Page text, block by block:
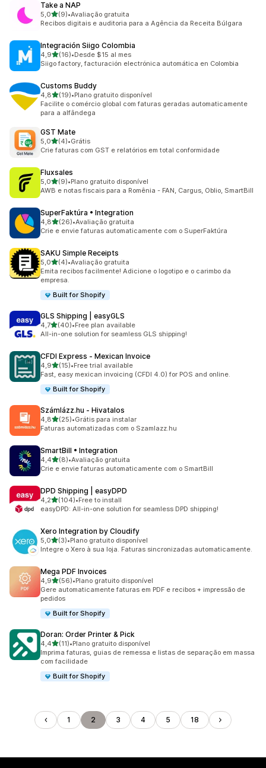
Take a NAP
5,0de 5 estrelas
(9)
9 avaliações ao todo
•Avaliação gratuita
Recibos digitais e auditoria para a Agência da Receita Búlgara
Integración Siigo Colombia
4,9de 5 estrelas
(16)
16 avaliações ao todo
•Desde $15 al mes
Siigo factory, facturación electrónica automática en Colombia
Customs Buddy
4,8de 5 estrelas
(19)
19 avaliações ao todo
•Plano gratuito disponível
Facilite o comércio global com faturas geradas automaticamente
para a alfândega
GST Mate
5,0de 5 estrelas
(4)
4 avaliações ao todo
•Grátis
Crie faturas com GST e relatórios em total conformidade
Fluxsales
5,0de 5 estrelas
(9)
9 avaliações ao todo
•Plano gratuito disponível
AWB e notas fiscais para a Romênia - FAN, Cargus, Oblio, SmartBill
SuperFaktúra • Integration
4,8de 5 estrelas
(26)
26 avaliações ao todo
•Avaliação gratuita
Crie e envie faturas automaticamente com o SuperFaktúra
SAKU Simple Receipts
5,0de 5 estrelas
(4)
4 avaliações ao todo
•Avaliação gratuita
Emita recibos facilmente! Adicione o logotipo e o carimbo da
empresa.
Built for Shopify
GLS Shipping | easyGLS
4,7de 5 estrelas
(40)
40 avaliações ao todo
•Free plan available
All-in-one solution for seamless GLS shipping!
CFDI Express ‑ Mexican Invoice
4,9de 5 estrelas
(15)
15 avaliações ao todo
•Free trial available
Fast, easy mexican invoicing (CFDI 4.0) for POS and online.
Built for Shopify
Számlázz.hu ‑ Hivatalos
4,8de 5 estrelas
(25)
25 avaliações ao todo
•Grátis para instalar
Faturas automatizadas com o Szamlazz.hu
SmartBill • Integration
4,4de 5 estrelas
(8)
8 avaliações ao todo
•Avaliação gratuita
Crie e envie faturas automaticamente com o SmartBill
DPD Shipping | easyDPD
4,2de 5 estrelas
(104)
104 avaliações ao todo
•Free to install
easyDPD: All-in-one solution for seamless DPD shipping!
Xero Integration by Cloudify
5,0de 5 estrelas
(3)
3 avaliações ao todo
•Plano gratuito disponível
Integre o Xero à sua loja. Faturas sincronizadas automaticamente.
Mega PDF Invoices
4,9de 5 estrelas
(56)
56 avaliações ao todo
•Plano gratuito disponível
Gere automaticamente faturas em PDF e recibos + impressão de
pedidos
Built for Shopify
Doran: Order Printer & Pick
4,4de 5 estrelas
(11)
11 avaliações ao todo
•Plano gratuito disponível
Imprima faturas, guias de remessa e listas de separação em massa
com facilidade
Built for Shopify
1 2 3 4 5 18